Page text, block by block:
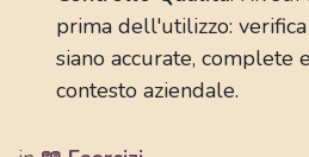
prima dell'utilizzo:
siano accurate, complete
contesto aziendale.